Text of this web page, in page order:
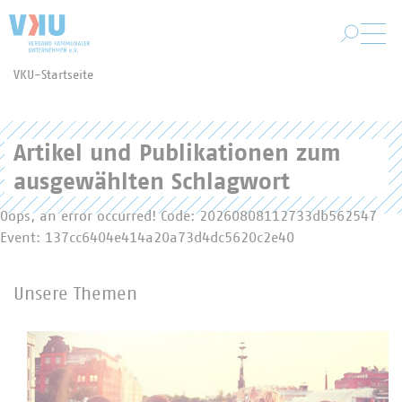
VKU-Startseite
Artikel und Publikationen zum
ausgewählten Schlagwort
Oops, an error occurred! Code: 20260808112733db562547
Event: 137cc6404e414a20a73d4dc5620c2e40
Unsere Themen